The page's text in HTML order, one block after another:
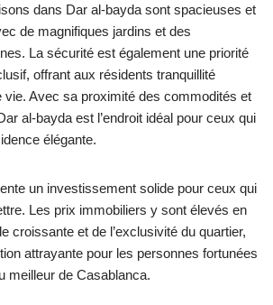
dans Dar al-bayda sont spacieuses et
de magnifiques jardins et des
La sécurité est également une priorité
offrant aux résidents tranquillité
vie. Avec sa proximité des commodités et
al-bayda est l’endroit idéal pour ceux qui
élégante.
un investissement solide pour ceux qui
Les prix immobiliers y sont élevés en
croissante et de l’exclusivité du quartier,
attrayante pour les personnes fortunées
meilleur de Casablanca.